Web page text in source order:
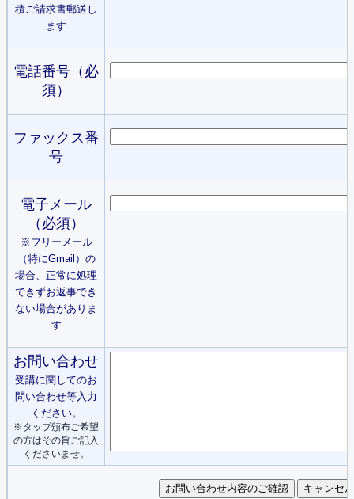
積ご請求書郵送し
ます
電話番号（必
須）
ファックス番
号
電子メール
（必須）
※フリーメール
（特にGmail）の
場合、正常に処理
できずお返事でき
ない場合がありま
す
お問い合わせ
受講に関してのお
問い合わせ等入力
ください。
※タップ頒布ご希望
の方はその旨ご記入
くださいませ。